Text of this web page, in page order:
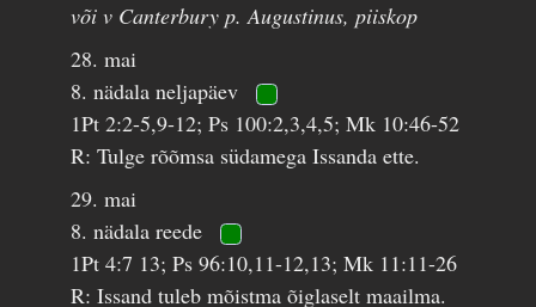
või v Canterbury p. Augustinus, piiskop
28. mai
8. nädala neljapäev
1Pt 2:2-5,9-12; Ps 100:2,3,4,5; Mk 10:46-52
R: Tulge rõõmsa südamega Issanda ette.
29. mai
8. nädala reede
1Pt 4:7 13; Ps 96:10,11-12,13; Mk 11:11-26
R: Issand tuleb mõistma õiglaselt maailma.